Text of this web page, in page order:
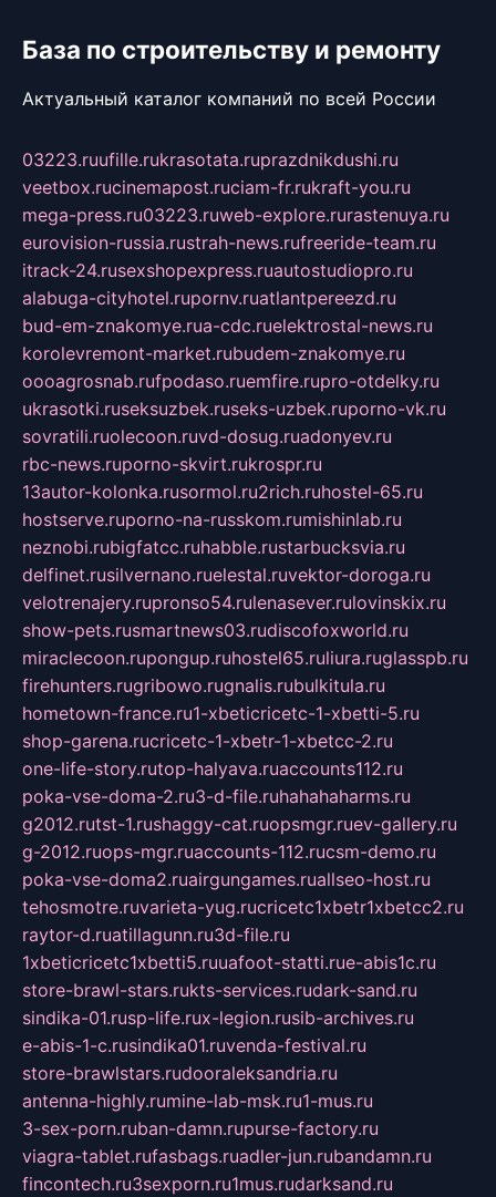
База по строительству и ремонту
Актуальный каталог компаний по всей России
03223.ruufille.rukrasotata.ruprazdnikdushi.ru
veetbox.rucinemapost.ruciam-fr.rukraft-you.ru
mega-press.ru03223.ruweb-explore.rurastenuya.ru
eurovision-russia.rustrah-news.rufreeride-team.ru
itrack-24.rusexshopexpress.ruautostudiopro.ru
alabuga-cityhotel.rupornv.ruatlantpereezd.ru
bud-em-znakomye.rua-cdc.ruelektrostal-news.ru
korolevremont-market.rubudem-znakomye.ru
oooagrosnab.rufpodaso.ruemfire.rupro-otdelky.ru
ukrasotki.ruseksuzbek.ruseks-uzbek.ruporno-vk.ru
sovratili.ruolecoon.ruvd-dosug.ruadonyev.ru
rbc-news.ruporno-skvirt.rukrospr.ru
13autor-kolonka.rusormol.ru2rich.ruhostel-65.ru
hostserve.ruporno-na-russkom.rumishinlab.ru
neznobi.rubigfatcc.ruhabble.rustarbucksvia.ru
delfinet.rusilvernano.ruelestal.ruvektor-doroga.ru
velotrenajery.rupronso54.rulenasever.rulovinskix.ru
show-pets.rusmartnews03.rudiscofoxworld.ru
miraclecoon.rupongup.ruhostel65.ruliura.ruglasspb.ru
firehunters.rugribowo.rugnalis.rubulkitula.ru
hometown-france.ru1-xbeticricetc-1-xbetti-5.ru
shop-garena.rucricetc-1-xbetr-1-xbetcc-2.ru
one-life-story.rutop-halyava.ruaccounts112.ru
poka-vse-doma-2.ru3-d-file.ruhahahaharms.ru
g2012.rutst-1.rushaggy-cat.ruopsmgr.ruev-gallery.ru
g-2012.ruops-mgr.ruaccounts-112.rucsm-demo.ru
poka-vse-doma2.ruairgungames.ruallseo-host.ru
tehosmotre.ruvarieta-yug.rucricetc1xbetr1xbetcc2.ru
raytor-d.ruatillagunn.ru3d-file.ru
1xbeticricetc1xbetti5.ruuafoot-statti.rue-abis1c.ru
store-brawl-stars.rukts-services.rudark-sand.ru
sindika-01.rusp-life.rux-legion.rusib-archives.ru
e-abis-1-c.rusindika01.ruvenda-festival.ru
store-brawlstars.rudooraleksandria.ru
antenna-highly.rumine-lab-msk.ru1-mus.ru
3-sex-porn.ruban-damn.rupurse-factory.ru
viagra-tablet.rufasbags.ruadler-jun.rubandamn.ru
fincontech.ru3sexporn.ru1mus.rudarksand.ru